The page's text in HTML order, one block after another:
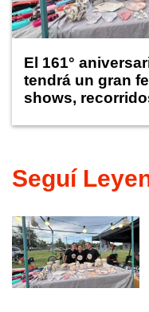
El 161°
tendrá un gran
shows,
Seguí